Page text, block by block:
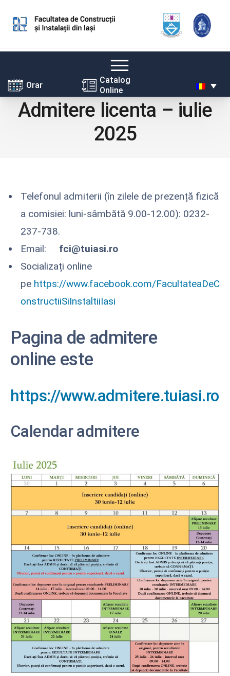
Skip
content
Orar
Catalog
Online
Admitere licenta – iulie
2025
Telefonul admiterii (în zilele de prezență fizică
a comisiei: luni-sâmbătă 9.00-12.00): 0232-
237-738.
Email: fci@tuiasi.ro
Socializați online
pe https://www.facebook.com/FacultateaDeC
onstructiiSiInstaltiiIasi
Pagina de admitere
onlineeste
https://www.admitere.tuiasi.ro
Calendar admitere